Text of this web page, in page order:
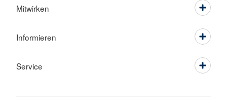
Mitwirken
Informieren
Service